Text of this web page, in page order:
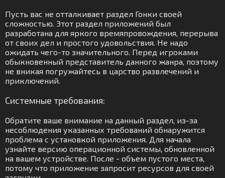
Пусть вас не отталкивает раздел Гонки своей
сложностью. Этот раздел приложений был
разработана для яркого времяпровождения, перерыва
от своих дел и простого удовольствия. Не надо
ожидать чего-то значительного. Перед игроками
обыкновенный представитель данного жанра, поэтому
не вникая погружайтесь в царство развлечений и
приключений.
Системные требования:
Обратите ваше внимание на данный раздел, из-за
несоблюдения указанных требований обнаружится
проблема с установкой приложения. Для начала
узнайте версию операционной системы, обновленной
на вашем устройстве. После - объем пустого места,
потому что приложение запросит ресурсов для своей